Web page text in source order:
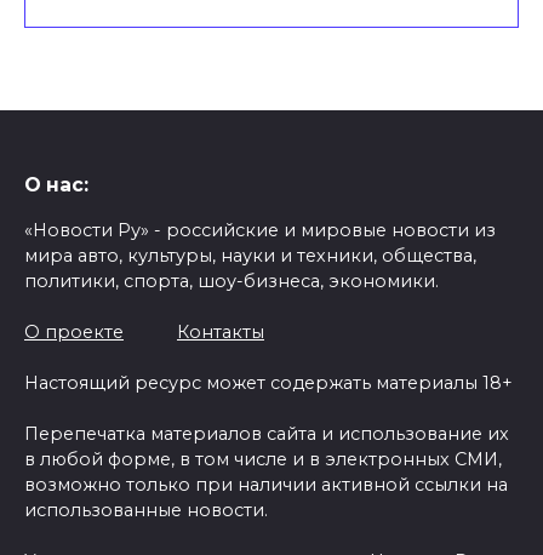
О нас:
«Новости Ру» - российские и мировые новости из
мира авто, культуры, науки и техники, общества,
политики, спорта, шоу-бизнеса, экономики.
О проекте Контакты
Настоящий ресурс может содержать материалы 18+
Перепечатка материалов сайта и использование их
в любой форме, в том числе и в электронных СМИ,
возможно только при наличии активной ссылки на
использованные новости.